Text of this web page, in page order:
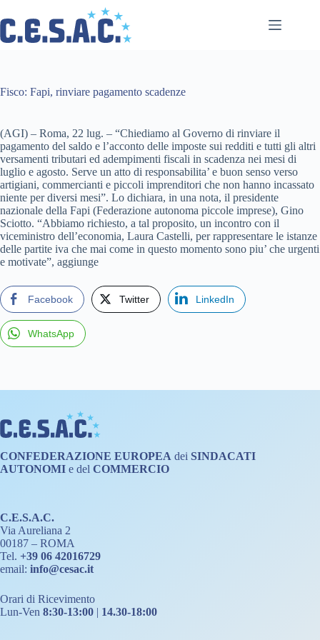
al
contenuto
Fisco: Fapi, rinviare pagamento scadenze
(AGI) – Roma, 22 lug. – “Chiediamo al Governo di rinviare il
pagamento del saldo e l’acconto delle imposte sui redditi e tutti gli altri
versamenti tributari ed adempimenti fiscali in scadenza nei mesi di
luglio e agosto. Serve un atto di responsabilita’ e buon senso verso
artigiani, commercianti e piccoli imprenditori che non hanno incassato
niente per diversi mesi”. Lo dichiara, in una nota, il presidente
nazionale della Fapi (Federazione autonoma piccole imprese), Gino
Sciotto. “Abbiamo richiesto, a tal proposito, un incontro con il
viceministro dell’economia, Laura Castelli, per rappresentare le istanze
delle partite iva che mai come in questo momento sono piu’ che urgenti
e motivate”, aggiunge
Facebook Twitter LinkedIn
WhatsApp
CONFEDERAZIONE EUROPEA dei SINDACATI
AUTONOMI e del COMMERCIO
C.E.S.A.C.
Via Aureliana 2
00187 – ROMA
Tel. +39 06 42016729
email: info@cesac.it
Orari di Ricevimento
Lun-Ven 8:30-13:00 | 14.30-18:00